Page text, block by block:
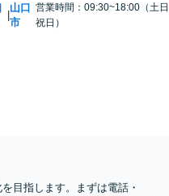
|
山口
市
営業時間：09:30~18:00（土日
祝日）
目指します。まずは電話・